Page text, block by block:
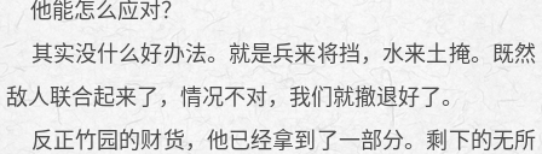
他能怎么应对？
其实没什么好办法。就是兵来将挡，水来土掩。既然
敌人联合起来了，情况不对，我们就撤退好了。
反正竹园的财货，他已经拿到了一部分。剩下的无所